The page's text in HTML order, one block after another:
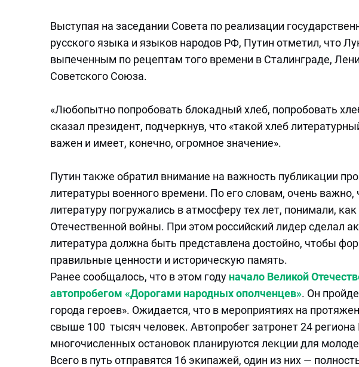
Выступая на заседании Совета по реализации
русского языка и языков народов РФ, Путин отметил, что
выпеченным по рецептам того времени в Сталинграде,
Советского Союза.
«Любопытно попробовать блокадный хлеб, попробовать
сказал президент, подчеркнув, что «такой хлеб
важен и имеет, конечно, огромное значение».
Путин также обратил внимание на важность публикации
литературы военного времени. По его словам, очень
литературу погружались в атмосферу тех лет, понимали,
Отечественной войны. При этом российский лидер сделал
литература должна быть представлена достойно, чтобы
правильные ценности и историческую память.
Ранее сообщалось, что в этом году начало Великой
автопробегом «Дорогами народных ополченцев». Он
города героев». Ожидается, что в мероприятиях на
свыше 100 тысяч человек. Автопробег затронет 24 региона
многочисленных остановок планируются лекции для
Всего в путь отправятся 16 экипажей, один из них —